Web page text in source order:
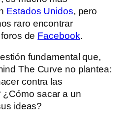
Estados Unidos, pero
raro encontrar
de Facebook.
fundamental que,
The Curve no plantea:
contra las
¿Cómo sacar a un
ideas?